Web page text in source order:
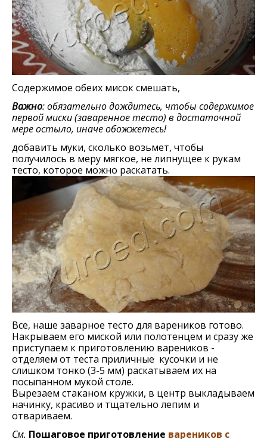
Содержимое обеих мисок смешать,
Важно: обязательно дождитесь, чтобы содержимое
первой миски (заваренное тесто) в достаточной
мере остыло, иначе обожжетесь!
добавить муки, сколько возьмет, чтобы
получилось в меру мягкое, не липнущее к рукам
тесто, которое можно раскатать.
Все, наше заварное тесто для вареников готово.
Накрываем его миской или полотенцем и сразу же
приступаем к приготовлению вареников -
отделяем от теста приличные кусочки и не
слишком тонко (3-5 мм) раскатываем их на
посыпанном мукой столе.
Вырезаем стаканом кружки, в центр выкладываем
начинку, красиво и тщательно лепим и
отвариваем.
См. Пошаговое приготовление вареников с